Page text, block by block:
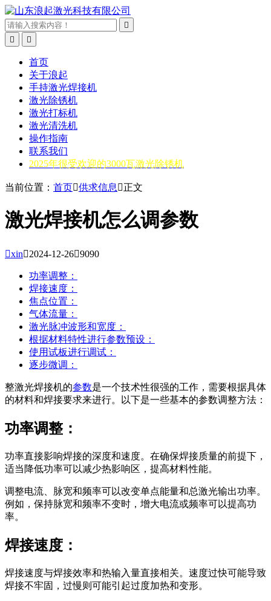



首页
关于浪起
手持激光焊接机
激光除锈机
激光打标机
激光清洗机
操作指南
联系我们
2025年很受欢迎的3000瓦激光除锈机
当前位置： 首页供求信息 正文
激光焊接机怎么调参数
xin2024-12-269090
功率调整：
焊接速度：
焦点位置：
气体流量：
激光脉冲波形和宽度：
根据材料特性进行参数预设：
使用试板进行调试：
逐步微调：
整激光焊接机的参数是一个技术性很强的工作，需要根据具体
的材料和焊接要求来进行。以下是一些基本的参数调整方法：
功率调整：
功率直接影响焊接的深度和速度。在确保焊接质量的前提下，
适当降低功率可以减少热影响区，提高材料性能。
调整电流、脉宽和频率可以改变单点能量和总激光输出功率。
例如，保持脉宽和频率不变时，增大电流或频率可以提高功
率。
焊接速度：
焊接速度与焊接效率和热输入量直接相关。速度过快可能导致
焊接不牢固，过慢则可能引起过度加热和变形。